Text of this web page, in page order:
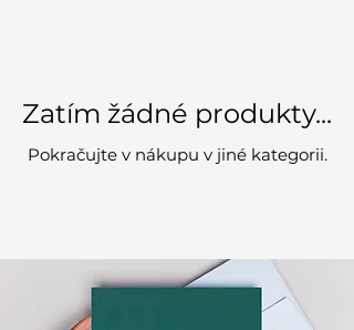
Zatím žádné produkty...
Pokračujte v nákupu v jiné kategorii.